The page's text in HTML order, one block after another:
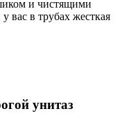
и чистящими
вас в трубах жесткая
унитаз